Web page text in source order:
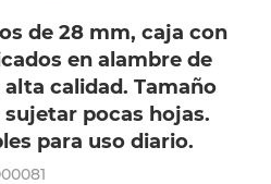
de 28 mm, caja con
en alambre de
calidad. Tamaño
pocas hojas.
para uso diario.